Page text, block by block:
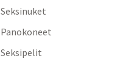
Seksinuket
Panokoneet
Seksipelit